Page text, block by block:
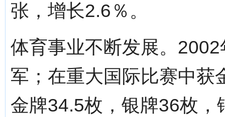
张，增长2.6％。
体育事业不断发展。
军；在重大国际比赛中获
金牌34.5枚，银牌36枚